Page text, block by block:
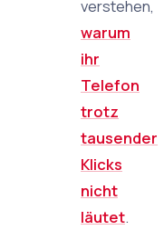
verstehen,
warum
ihr
Telefon
trotz
tausender
Klicks
nicht
läutet.